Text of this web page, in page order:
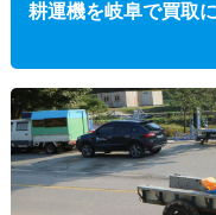
耕運機を岐阜で買取